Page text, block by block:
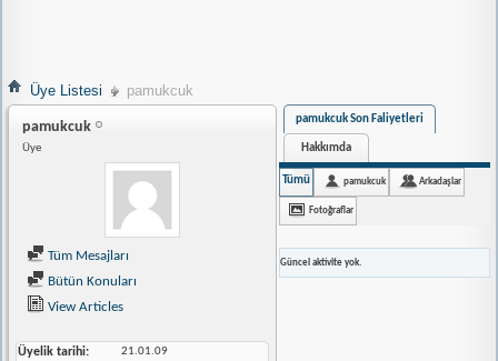
Üye Listesi pamukcuk
pamukcuk
Üye
Tüm Mesajları
Bütün Konuları
View Articles
Üyelik tarihi 21.01.09
pamukcuk Son Faliyetleri
Hakkımda
Tümü pamukcuk Arkadaşlar
Fotoğraflar
Güncel aktivite yok.